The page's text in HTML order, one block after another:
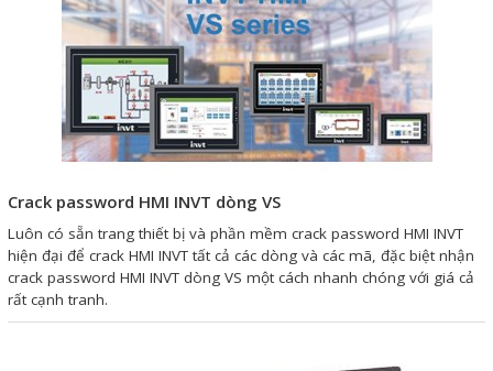
Crack password HMI INVT dòng VS
Luôn có sẵn trang thiết bị và phần mềm crack password HMI INVT
hiện đại để crack HMI INVT tất cả các dòng và các mã, đặc biệt nhận
crack password HMI INVT dòng VS một cách nhanh chóng với giá cả
rất cạnh tranh.
Máy dò kim loại
Màn hình cảm ứng HMI
PLC - Bộ lập trình PLC
Biến tần
Motor Servo / Driver Servo
Cáp lập trình PLC - HMI -
Servo